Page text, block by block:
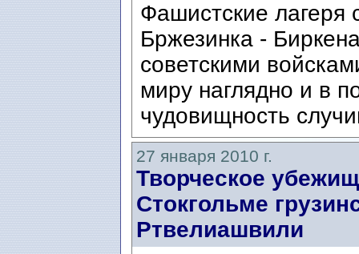
Фашистские
Бржезинка -
советскими
миру наглядно и в
чудовищность
27 января 2010 г.
Творческое
Стокгольме
Ртвелиашвили